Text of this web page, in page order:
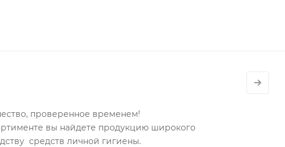
проверенное временем!
вы найдете продукцию широкого
средств личной гигиены.